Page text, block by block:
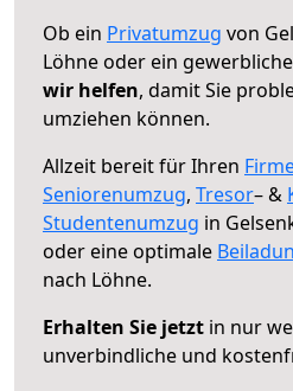
Ob ein Privatumzug von
Löhne oder ein
wir helfen, damit Sie
umziehen können.
Allzeit bereit für Ihren
Seniorenumzug, Tresor– &
Studentenumzug in
oder eine optimale
nach Löhne.
Erhalten Sie jetzt in nur
unverbindliche und